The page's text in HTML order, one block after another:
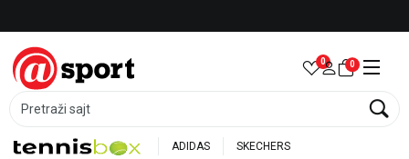
Pretraži sajt
0 0
ADIDAS SKECHERS